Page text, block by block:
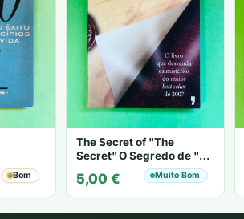
Bom
The Secret of "The
Secret" O Segredo de "O
Segredo" - Karen Kelly
5,00 € Muito Bom